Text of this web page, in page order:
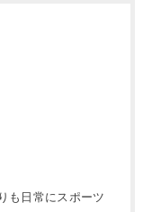
も日常にスポーツ